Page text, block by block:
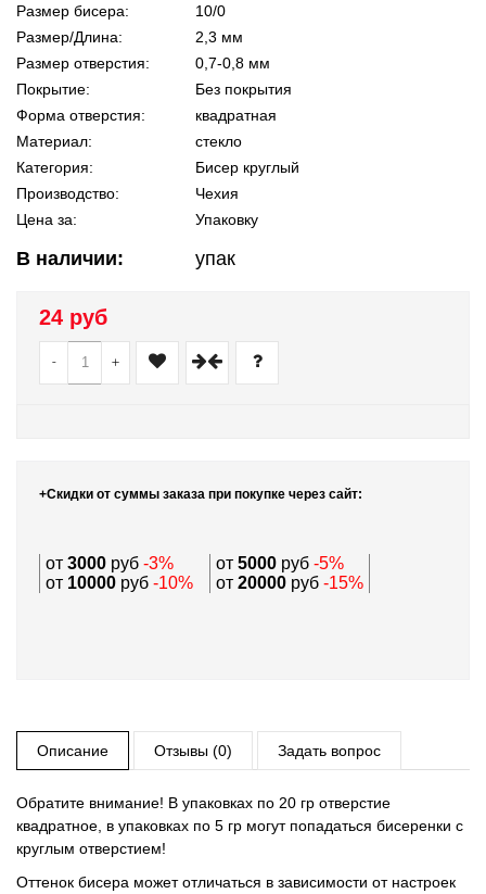
Размер бисера:
10/0
Размер/Длина:
2,3 мм
Размер отверстия:
0,7-0,8 мм
Покрытие:
Без покрытия
Форма отверстия:
квадратная
Материал:
стекло
Категория:
Бисер круглый
Производство:
Чехия
Цена за:
Упаковку
В наличии: упак
24 руб
- +
+Скидки от суммы заказа при покупке через сайт:
от 3000 руб -3% от 5000 руб -5%
от 10000 руб -10% от 20000 руб -15%
Описание Отзывы (0) Задать вопрос
Обратите внимание! В упаковках по 20 гр отверстие
квадратное, в упаковках по 5 гр могут попадаться бисеренки с
круглым отверстием!
Оттенок бисера может отличаться в зависимости от настроек